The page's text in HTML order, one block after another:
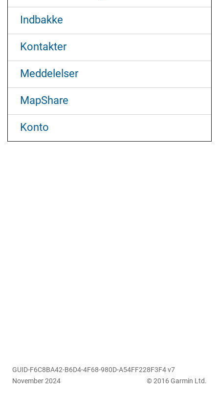
Indbakke
Kontakter
Meddelelser
MapShare
Konto
GUID-F6C8BA42-B6D4-4F68-980D-A54FF228F3F4 v7
November 2024
© 2016 Garmin Ltd.